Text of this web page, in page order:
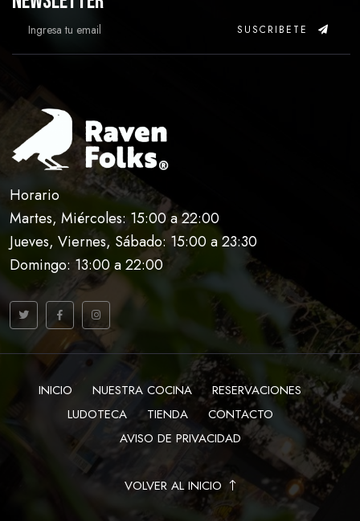
SUSCRIBETE
Horario
Martes, Miércoles: 15:00 a 22:00
Jueves, Viernes, Sábado: 15:00 a 23:30
Domingo: 13:00 a 22:00
INICIO NUESTRA COCINA
RESERVACIONES
LUDOTECA
TIENDA
CONTACTO
AVISO DE PRIVACIDAD
VOLVER AL INICIO